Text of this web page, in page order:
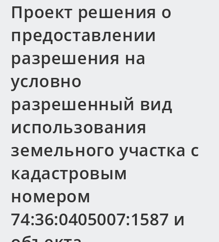
Проект решения о
предоставлении
разрешения на
условно
разрешенный вид
использования
земельного участка с
кадастровым
номером
74:36:0405007:1587 и